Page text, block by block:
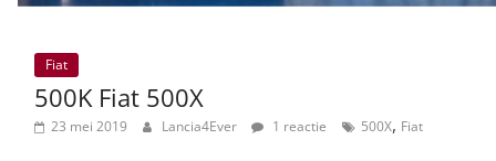
Fiat
500K Fiat 500X
23 mei 2019 Lancia4Ever 1 reactie 500X, Fiat